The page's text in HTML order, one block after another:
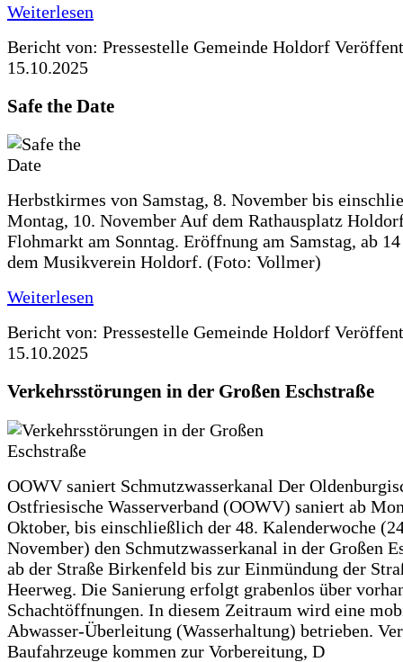
Weiterlesen
Bericht von: Pressestelle Gemeinde Holdorf
15.10.2025
Safe the Date
Herbstkirmes von Samstag, 8. November bis
Montag, 10. November Auf dem Rathausplatz
Flohmarkt am Sonntag. Eröffnung am Samstag, ab
dem Musikverein Holdorf. (Foto: Vollmer)
Weiterlesen
Bericht von: Pressestelle Gemeinde Holdorf
15.10.2025
Verkehrsstörungen in der Großen Eschstraße
OOWV saniert Schmutzwasserkanal Der
Ostfriesische Wasserverband (OOWV) saniert ab
Oktober, bis einschließlich der 48. Kalenderwoche
November) den Schmutzwasserkanal in der Großen
ab der Straße Birkenfeld bis zur Einmündung der
Heerweg. Die Sanierung erfolgt grabenlos über
Schachtöffnungen. In diesem Zeitraum wird eine
Abwasser-Überleitung (Wasserhaltung) betrieben.
Baufahrzeuge kommen zur Vorbereitung, D